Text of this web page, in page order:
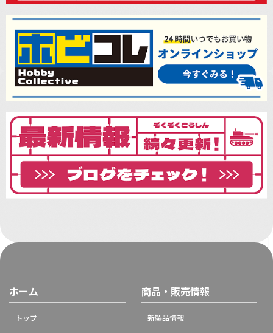
ホーム
トップ
商品・販売情報
新製品情報